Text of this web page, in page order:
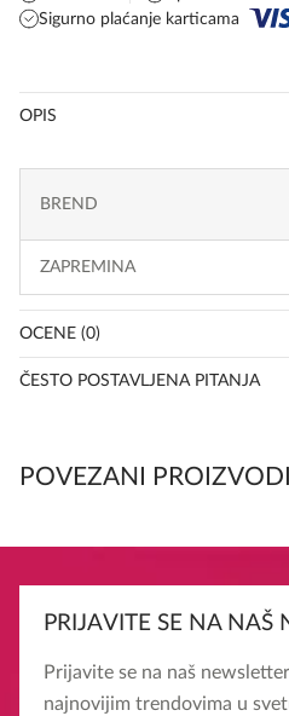
Sigurno plaćanje karticama
OPIS
BREND
ZAPREMINA
OCENE (0)
ČESTO POSTAVLJENA PITANJA
POVEZANI PROIZVODI
PRIJAVITE SE NA NAŠ
Prijavite se na naš
najnovijim trendovima u